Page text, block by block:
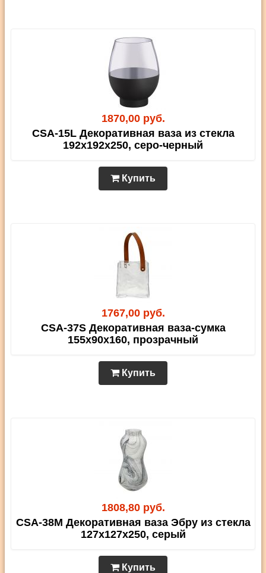
1870,00 руб.
CSA-15L Декоративная ваза из стекла
192х192х250, серо-черный
Купить
1767,00 руб.
CSA-37S Декоративная ваза-сумка
155х90х160, прозрачный
Купить
1808,80 руб.
CSA-38M Декоративная ваза Эбру из стекла
127х127х250, серый
Купить